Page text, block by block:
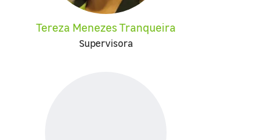
Tereza Menezes Tranqueira
Supervisora